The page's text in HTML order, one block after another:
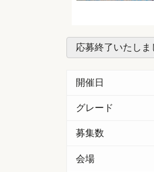
応募終了いたしま
開催日
グレード
募集数
会場